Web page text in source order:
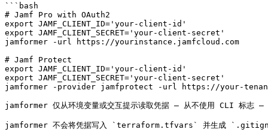
```bash
# Jamf Pro with OAuth2
export JAMF_CLIENT_ID='your-client-id'
export JAMF_CLIENT_SECRET='your-client-secret'
jamformer -url https://yourinstance.jamfcloud.com
# Jamf Protect
export JAMF_CLIENT_ID='your-client-id'
export JAMF_CLIENT_SECRET='your-client-secret'
jamformer -provider jamfprotect -url https://your-
jamformer 仅从环境变量或交互提示读取凭据 — 从不使用 CLI 标志
jamformer 不会将凭据写入 `terraform.tfvars` 并生成